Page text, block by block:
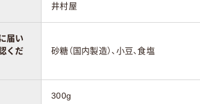
井村屋
届い
くだ
砂糖（国内製造）、小豆、食塩
300g